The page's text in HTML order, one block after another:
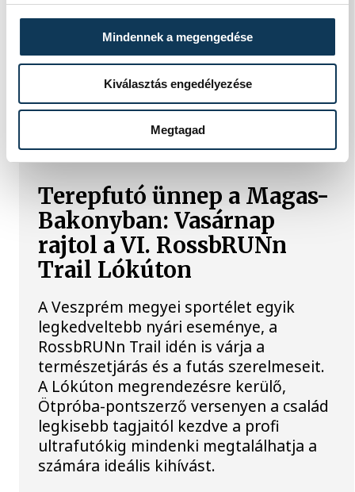
Mindennek a megengedése
Kiválasztás engedélyezése
Megtagad
kiemelkedő előadói lépnek fel az
augusztus 13-15. között, a lovasi Márffy-
ház környezetében rendezett
Malomvölgy Fesztiválon.
4 ÉVSZAK 5 VERSENY SPORTEGYESÜLET
Terepfutó ünnep a Magas-
Bakonyban: Vasárnap
rajtol a VI. RossbRUNn
Trail Lókúton
A Veszprém megyei sportélet egyik
legkedveltebb nyári eseménye, a
RossbRUNn Trail idén is várja a
természetjárás és a futás szerelmeseit.
A Lókúton megrendezésre kerülő,
Ötpróba-pontszerző versenyen a család
legkisebb tagjaitól kezdve a profi
ultrafutókig mindenki megtalálhatja a
számára ideális kihívást.